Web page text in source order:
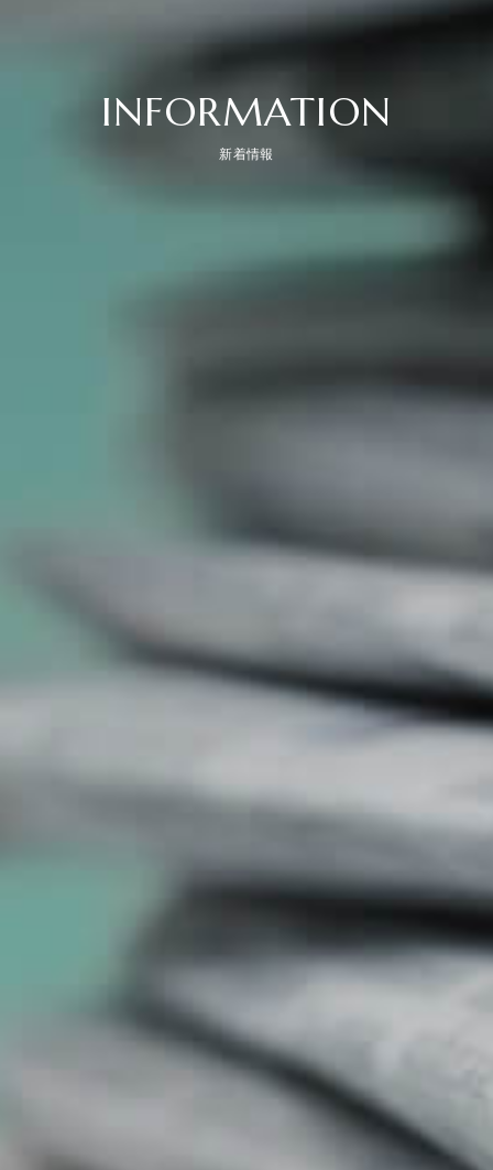
INFORMATION
新着情報